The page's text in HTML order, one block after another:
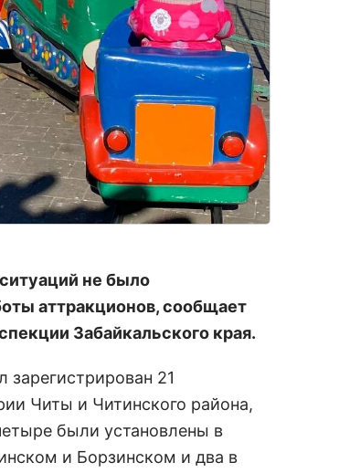
не было
аттракционов, сообщает
Забайкальского края.
зарегистрирован 21
Читы и Читинского района,
были установлены в
и Борзинском и два в